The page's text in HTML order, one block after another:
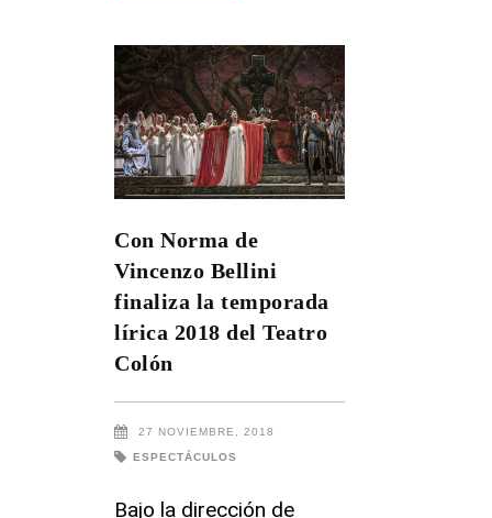
Con Norma de
Vincenzo Bellini
finaliza la temporada
lírica 2018 del Teatro
Colón
27 NOVIEMBRE, 2018
ESPECTÁCULOS
Bajo la dirección de